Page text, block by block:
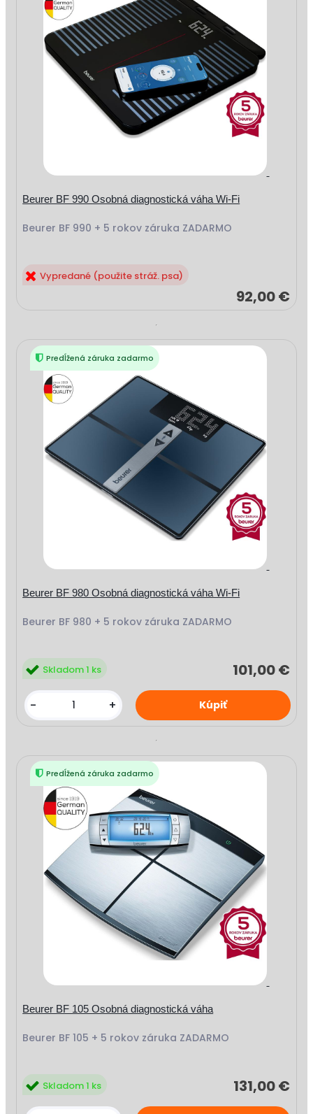
Beurer BF 990 Osobná diagnostická váha Wi-Fi
Beurer BF 990 + 5 rokov záruka ZADARMO
92,00 €
Vypredané (použite stráž. psa)
Beurer BF 980 Osobná diagnostická váha Wi-Fi
Beurer BF 980 + 5 rokov záruka ZADARMO
101,00 €
Skladom 1 ks
- +
Predĺžená záruka zadarmo
Beurer BF 105 Osobná diagnostická váha
Beurer BF 105 + 5 rokov záruka ZADARMO
131,00 €
Skladom 1 ks
Predĺžená záruka zadarmo